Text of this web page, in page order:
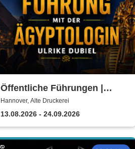
Öffentliche Führungen |
TUTANCHAMUN | Hannover -
Ein Immersives Abenteuer
Hannover, Alte Druckerei
13.08.2026 - 24.09.2026